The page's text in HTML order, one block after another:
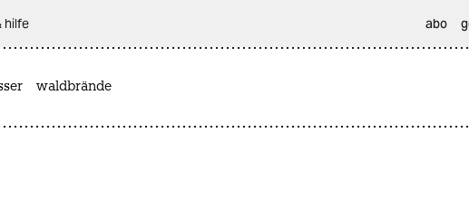
hilfe abo
waldbrände